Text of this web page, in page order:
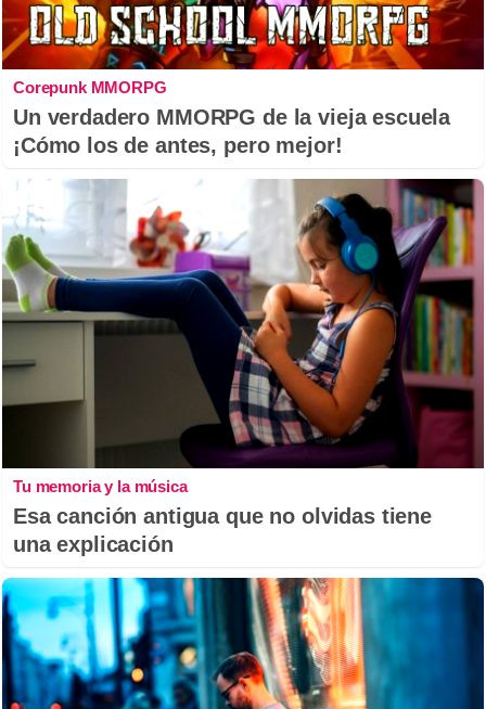
Corepunk MMORPG
Un verdadero MMORPG de la vieja escuela
¡Cómo los de antes, pero mejor!
Tu memoria y la música
Esa canción antigua que no olvidas tiene
una explicación